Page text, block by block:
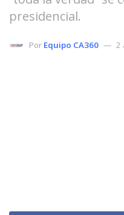
presidencial.
Por Equipo CA360 2